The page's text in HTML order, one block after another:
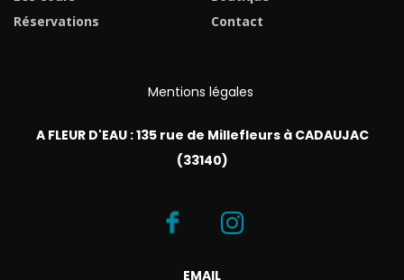
Réservations
Contact
Mentions légales
A FLEUR D'EAU : 135 rue de Millefleurs à CADAUJAC
(33140)
EMAIL